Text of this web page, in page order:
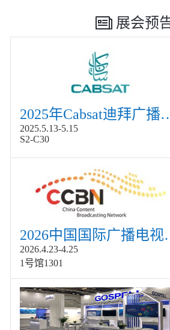
展会预
2025年Cabsat
2025.5.13-5.15
S2-C30
2026中
2026.4.23-4.25
1号馆1301